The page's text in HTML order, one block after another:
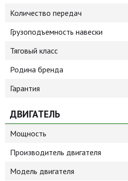
Количество передач
Грузоподъемность навески
Тяговый класс
Родина бренда
Гарантия
ДВИГАТЕЛЬ
Мощность
Производитель двигателя
Модель двигателя